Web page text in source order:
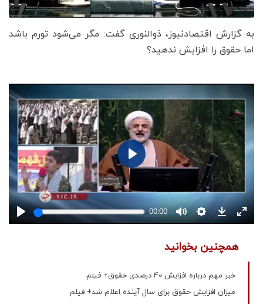
به گزارش اقتصادنیوز، ذوالنوری گفت: مگر می‌شود تورم باشد
اما حقوق را افزایش ندهید؟
همچنین بخوانید
خبر مهم درباره افزایش 40 درصدی حقوق+ فیلم
میزان افزایش حقوق برای سال آینده اعلام شد+ فیلم